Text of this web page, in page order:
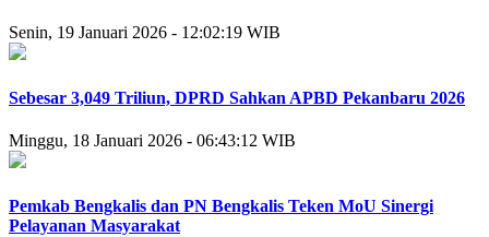
Senin, 19 Januari 2026 - 12:02:19 WIB
Sebesar 3,049 Triliun, DPRD Sahkan APBD Pekanbaru 2026
Minggu, 18 Januari 2026 - 06:43:12 WIB
Pemkab Bengkalis dan PN Bengkalis Teken MoU Sinergi
Pelayanan Masyarakat